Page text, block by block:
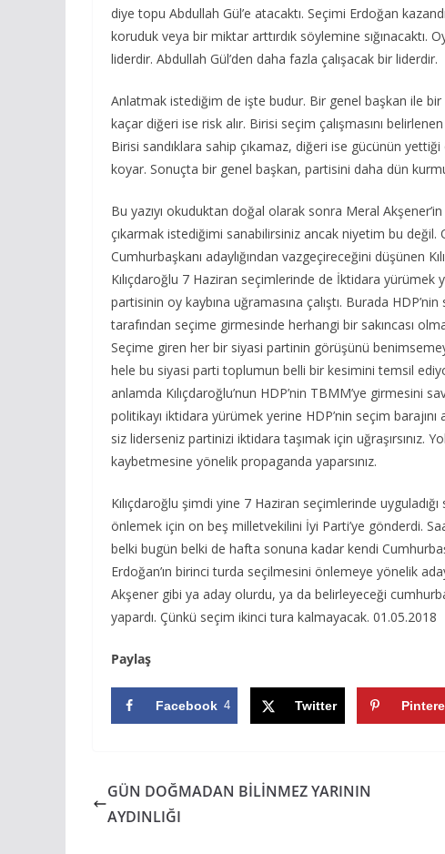
diye topu Abdullah Gül’e atacaktı. Seçimi Erdoğan
koruduk veya bir miktar arttırdık söylemine sığınacaktı.
liderdir. Abdullah Gül’den daha fazla çalışacak bir liderdir.
Anlatmak istediğim de işte budur. Bir genel başkan ile
kaçar diğeri ise risk alır. Birisi seçim çalışmasını
Birisi sandıklara sahip çıkamaz, diğeri ise gücünün
koyar. Sonuçta bir genel başkan, partisini daha dün
Bu yazıyı okuduktan doğal olarak sonra Meral
çıkarmak istediğimi sanabilirsiniz ancak niyetim bu
Cumhurbaşkanı adaylığından vazgeçireceğini düşünen
Kılıçdaroğlu 7 Haziran seçimlerinde de İktidara yürümek
partisinin oy kaybına uğramasına çalıştı. Burada
tarafından seçime girmesinde herhangi bir sakıncası
Seçime giren her bir siyasi partinin görüşünü
hele bu siyasi parti toplumun belli bir kesimini temsil
anlamda Kılıçdaroğlu’nun HDP’nin TBMM’ye girmesini
politikayı iktidara yürümek yerine HDP’nin seçim
siz liderseniz partinizi iktidara taşımak için uğraşırsınız.
kaybetmesine yönelik propaganda yaparsınız.
Kılıçdaroğlu şimdi yine 7 Haziran seçimlerinde
önlemek için on beş milletvekilini İyi Parti’ye gönderdi.
belki bugün belki de hafta sonuna kadar kendi
Erdoğan’ın birinci turda seçilmesini önlemeye yönelik
Akşener gibi ya aday olurdu, ya da belirleyeceği
yapardı. Çünkü seçim ikinci tura kalmayacak. 01.05.2018
Paylaş
Facebook 4 Twitter
GÜN DOĞMADAN BİLİNMEZ YARININ
AYDINLIĞI